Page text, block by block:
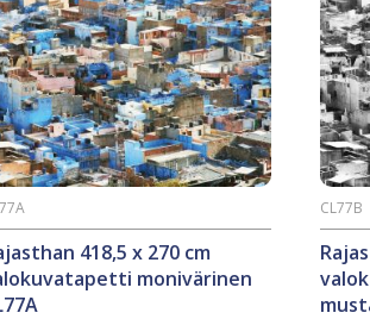
418,5 x 270 cm
monivärinen
CL77B